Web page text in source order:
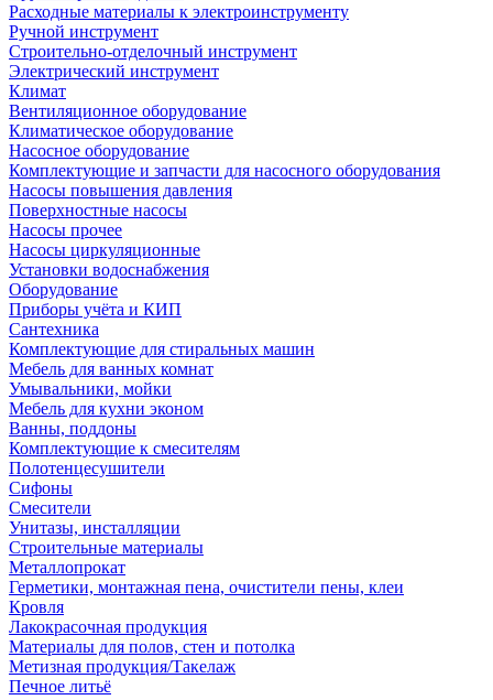
Расходные материалы к электроинструменту
Ручной инструмент
Строительно-отделочный инструмент
Электрический инструмент
Климат
Вентиляционное оборудование
Климатическое оборудование
Насосное оборудование
Комплектующие и запчасти для насосного оборудования
Насосы повышения давления
Поверхностные насосы
Насосы прочее
Насосы циркуляционные
Установки водоснабжения
Оборудование
Приборы учёта и КИП
Сантехника
Комплектующие для стиральных машин
Мебель для ванных комнат
Умывальники, мойки
Мебель для кухни эконом
Ванны, поддоны
Комплектующие к смесителям
Полотенцесушители
Сифоны
Смесители
Унитазы, инсталляции
Строительные материалы
Металлопрокат
Герметики, монтажная пена, очистители пены, клеи
Кровля
Лакокрасочная продукция
Материалы для полов, стен и потолка
Метизная продукция/Такелаж
Печное литьё